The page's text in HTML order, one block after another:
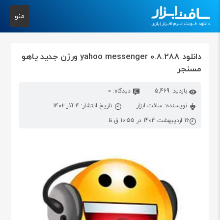
منو
دانلود yahoo messenger 0.8.288 ورژن جدید یاهو
مسنجر
بازدید: 5,469
دیدگاه: 0
نویسنده: سافت ابزار
تاریخ انتشار: ۴ آذر ۱۴۰۲
16 اردیبهشت 1404 در 10:55 ق.ظ